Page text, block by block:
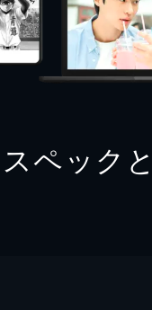
ペック